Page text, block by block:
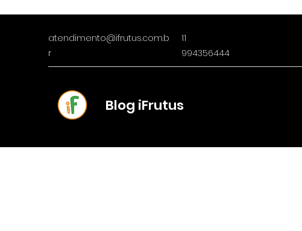
atendimento@ifrutus.com.b
r
11
994356444
Blog iFrutus